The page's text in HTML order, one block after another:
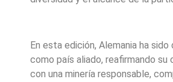
En esta edición, Alemania ha sido
como país aliado, reafirmando su
con una minería responsable,